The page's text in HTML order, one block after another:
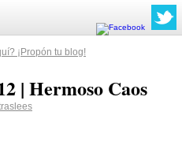
¡Propón tu blog!
| Hermoso Caos